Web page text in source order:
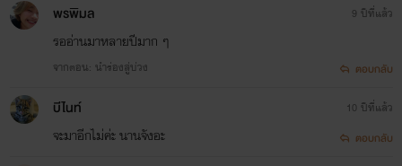
พรพิมล
รออ่านมาหลายปีมาก ๆ
จากตอน: นำร่องสู่บ่วง
9 ปีที่แล้ว
ตอบกลับ
บีไนท์
จะมาอีกไม่ค่ะ นานจังอะ
10 ปีที่แล้ว
ตอบกลับ